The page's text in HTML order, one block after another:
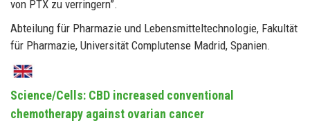
von PTX zu verringern”.
Abteilung für Pharmazie und Lebensmitteltechnologie, Fakultät
für Pharmazie, Universität Complutense Madrid, Spanien.
Science/Cells: CBD increased conventional
chemotherapy against ovarian cancer